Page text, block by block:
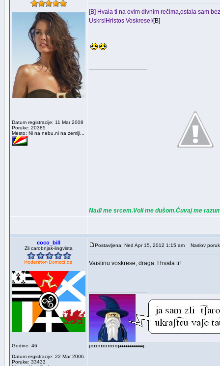
Datum registracije: 11 Mar 2008
Poruke: 20385
Mesto: Ni na nebu,ni na zemlji...
[B] Hvala ti na ovim divnim rečima,ostala sam
Uskrs!Hristos Voskrese!/[B]
Nađi me srcem.Voli me dušom.Čuvaj me
coco_bill
Zli carobnjak-lingvista
Godine: 46
Datum registracije: 22 Mar 2006
Poruke: 33433
Postavljena: Ned Apr 15, 2012 1:15 am Naslov
Vaistinu voskrese, draga. I hvala ti!
ı¤¤¤¤¤¤¤¤ı••••••••••••ı